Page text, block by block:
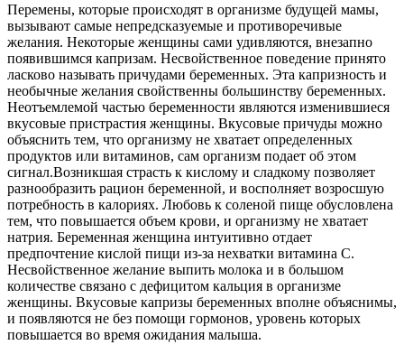
Перемены, которые происходят в организме будущей мамы,
вызывают самые непредсказуемые и противоречивые
желания. Некоторые женщины сами удивляются, внезапно
появившимся капризам. Несвойственное поведение принято
ласково называть причудами беременных. Эта капризность и
необычные желания свойственны большинству беременных.
Неотъемлемой частью беременности являются изменившиеся
вкусовые пристрастия женщины. Вкусовые причуды можно
объяснить тем, что организму не хватает определенных
продуктов или витаминов, сам организм подает об этом
сигнал.Возникшая страсть к кислому и сладкому позволяет
разнообразить рацион беременной, и восполняет возросшую
потребность в калориях. Любовь к соленой пище обусловлена
тем, что повышается объем крови, и организму не хватает
натрия. Беременная женщина интуитивно отдает
предпочтение кислой пищи из-за нехватки витамина С.
Несвойственное желание выпить молока и в большом
количестве связано с дефицитом кальция в организме
женщины. Вкусовые капризы беременных вполне объяснимы,
и появляются не без помощи гормонов, уровень которых
повышается во время ожидания малыша.